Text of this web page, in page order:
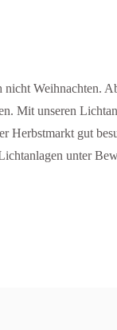
nicht Weihnachten.
Mit unseren
Herbstmarkt gut
unter